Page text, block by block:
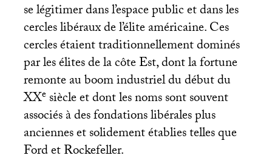
se légitimer dans l’espace public et dans les
cercles libéraux de l’élite américaine. Ces
cercles étaient traditionnellement dominés
par les élites de la côte Est, dont la fortune
remonte au boom industriel du début du
XXesiècle et dont les noms sont souvent
associés à des fondations libérales plus
anciennes et solidement établies telles que
Ford et Rockefeller.